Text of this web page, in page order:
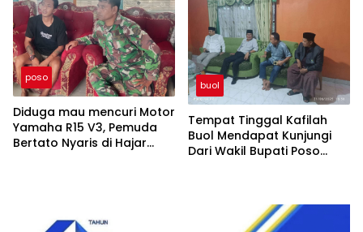
poso
Diduga mau mencuri Motor
Yamaha R15 V3, Pemuda
Bertato Nyaris di Hajar
buol
Tempat Tinggal Kafilah
Buol Mendapat Kunjungi
Dari Wakil Bupati Poso